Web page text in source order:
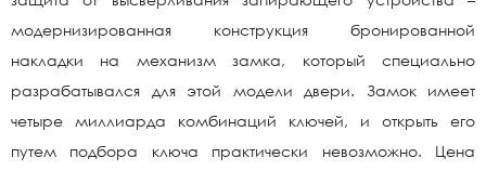
модернизированная конструкция бронированной
накладки на механизм замка, который специально
разрабатывался для этой модели двери. Замок имеет
четыре миллиарда комбинаций ключей, и открыть его
путем подбора ключа практически невозможно. Цена